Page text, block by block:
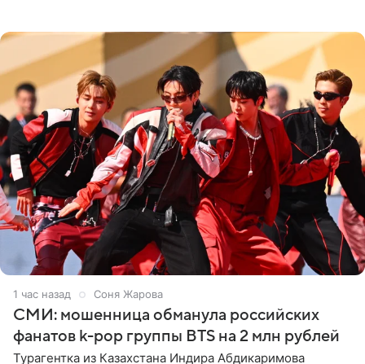
1 час назад Соня Жарова
СМИ: мошенница обманула российских
фанатов k-pop группы BTS на 2 млн рублей
Турагентка из Казахстана Индира Абдикаримова